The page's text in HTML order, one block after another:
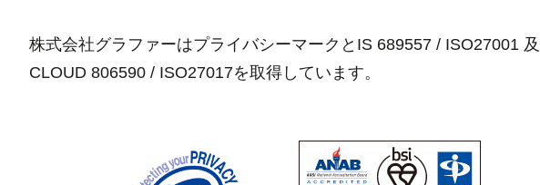
株式会社グラファーはプライバシーマークとIS 689557 / ISO27001
CLOUD 806590 / ISO27017を取得しています。